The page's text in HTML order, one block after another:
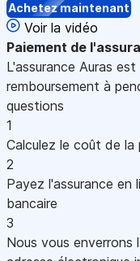
Achetez maintenant
Voir la vidéo
Paiement de
L'assurance Auras
remboursement à
questions
1
Calculez le coût de la
2
Payez l'assurance en
bancaire
3
Nous vous enverrons